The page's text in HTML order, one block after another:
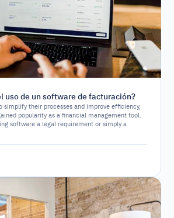
uso de un software de facturación?
simplify their processes and improve efficiency,
popularity as a financial management tool.
software a legal requirement or simply a